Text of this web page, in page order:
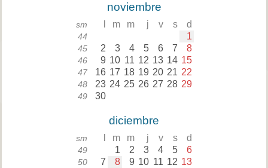
noviembre
sm m m j v s d
44 1
45 2 3 4 5 6 7 8
46 9 10 11 12 13 14 15
47 16 17 18 19 20 21 22
48 23 24 25 26 27 28 29
49 30
diciembre
sm m m j v s d
49 1 2 3 4 5 6
50 7 8 9 10 11 12 13